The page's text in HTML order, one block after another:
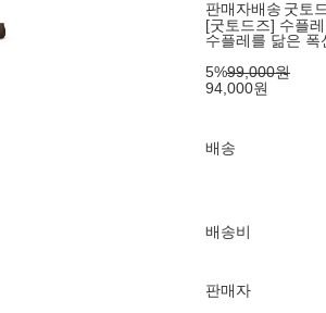
판매자배송 굿토
[굿토드즈] 수플
수플레를 닮은 폭
5%99,000원
94,000원
배송
배송비
판매자